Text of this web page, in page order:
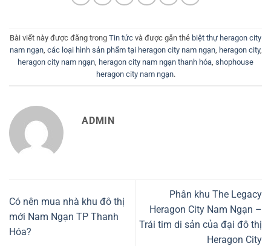
Bài viết này được đăng trong Tin tức và được gắn thẻ biệt thự heragon city
nam ngạn, các loại hình sản phẩm tại heragon city nam ngạn, heragon city,
heragon city nam ngạn, heragon city nam ngạn thanh hóa, shophouse
heragon city nam ngạn.
ADMIN
Có nên mua nhà khu đô thị
mới Nam Ngạn TP Thanh
Hóa?
Phân khu The Legacy
Heragon City Nam Ngạn –
Trái tim di sản của đại đô thị
Heragon City